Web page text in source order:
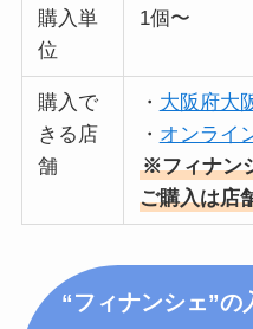
購入単
位
1個〜
購入で
きる店
舗
・ 大阪府大
・ オンライ
※フィナン
ご購入は店
“フィナンシェ”